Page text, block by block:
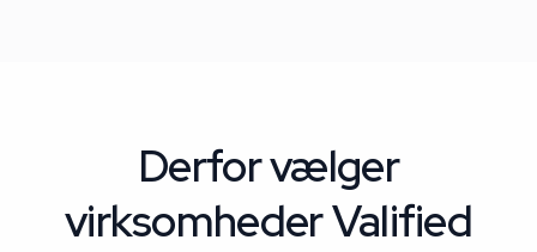
Derfor vælger
virksomheder Valified